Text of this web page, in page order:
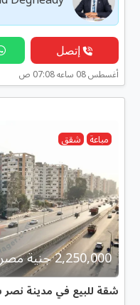
إتصل
أغسطس 08 ساعه 07:08 ص
مباعة شقق
2,250,000 جنية مصرى
شقة للبيع في مدينة